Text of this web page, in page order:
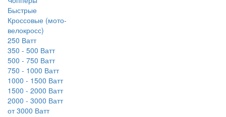
Быстрые
Кроссовые (мото-
велокросс)
250 Ватт
350 - 500 Ватт
500 - 750 Ватт
750 - 1000 Ватт
1000 - 1500 Ватт
1500 - 2000 Ватт
2000 - 3000 Ватт
от 3000 Ватт